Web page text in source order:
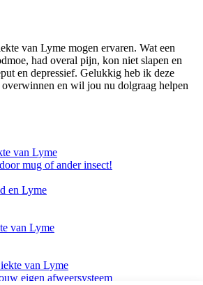
van Lyme mogen ervaren. Wat een
had overal pijn, kon niet slapen en
en depressief. Gelukkig heb ik deze
en wil jou nu dolgraag helpen
van Lyme
mug of ander insect!
en Lyme
van Lyme
van Lyme
eigen afweersysteem